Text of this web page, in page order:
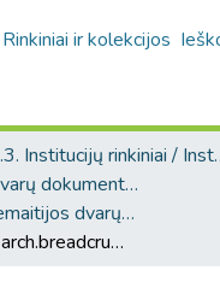
Rinkiniai ir kolekcijos
5.3.
Žemaitijos dvarų dokumentai. F37
Šaukėnai (Žemaitijos dvarų dokumentai. F37)
collection.search.breadcrumbs